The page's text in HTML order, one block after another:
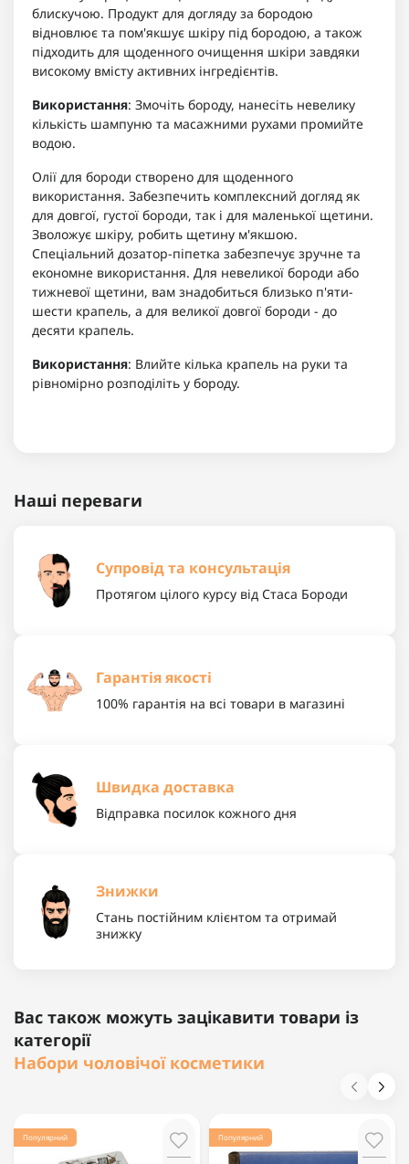
блискучою. Продукт для догляду за бородою
відновлює та пом'якшує шкіру під бородою, а також
підходить для щоденного очищення шкіри завдяки
високому вмісту активних інгредієнтів.
Використання: Змочіть бороду, нанесіть невелику
кількість шампуню та масажними рухами промийте
водою.
Олії для бороди створено для щоденного
використання. Забезпечить комплексний догляд як
для довгої, густої бороди, так і для маленької щетини.
Зволожує шкіру, робить щетину м'якшою.
Спеціальний дозатор-піпетка забезпечує зручне та
економне використання. Для невеликої бороди або
тижневої щетини, вам знадобиться близько п'яти-
шести крапель, а для великої довгої бороди - до
десяти крапель.
Використання: Влийте кілька крапель на руки та
рівномірно розподіліть у бороду.
Наші переваги
Супровід та консультація
Протягом цілого курсу від Стаса Бороди
Гарантія якості
100% гарантія на всі товари в магазині
Швидка доставка
Відправка посилок кожного дня
Знижки
Стань постійним клієнтом та отримай
знижку
Вас також можуть зацікавити товари із
категорії
Набори чоловічої косметики
Популярний Популярний